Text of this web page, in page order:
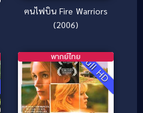
ฅนไฟบิน Fire Warriors
(2006)
Full HD
พากย์ไทย